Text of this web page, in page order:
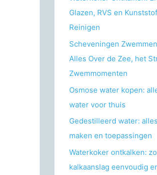
r
:
Glazen, RVS en
Reinigen
Scheveningen
Alles Over de Zee, het
Zwemmomenten
Osmose water kopen:
water voor thuis
Gedestilleerd water:
maken en toepassingen
Waterkoker ontkalken:
kalkaanslag eenvoudig